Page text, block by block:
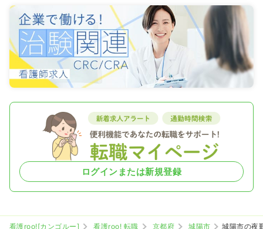
ログインまたは新規登録
看護roo![カンゴルー] 看護roo! 転職 京都府 城陽市
城陽市の夜